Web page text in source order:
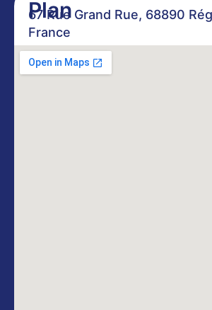
Plan
67 Rue Grand Rue, 68890
France